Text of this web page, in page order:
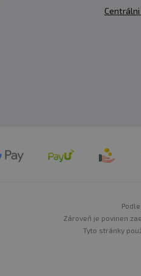
Zároveň je povinen
Tyto stránky